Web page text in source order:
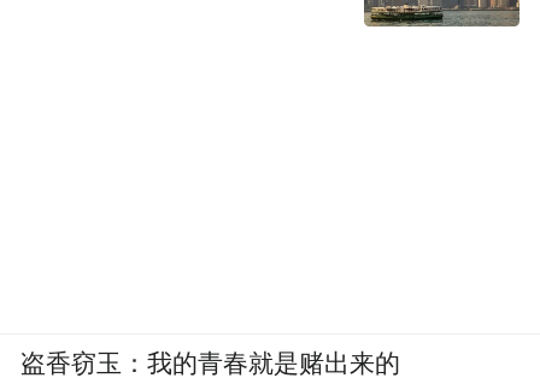
盗香窃玉：我的青春就是赌出来的